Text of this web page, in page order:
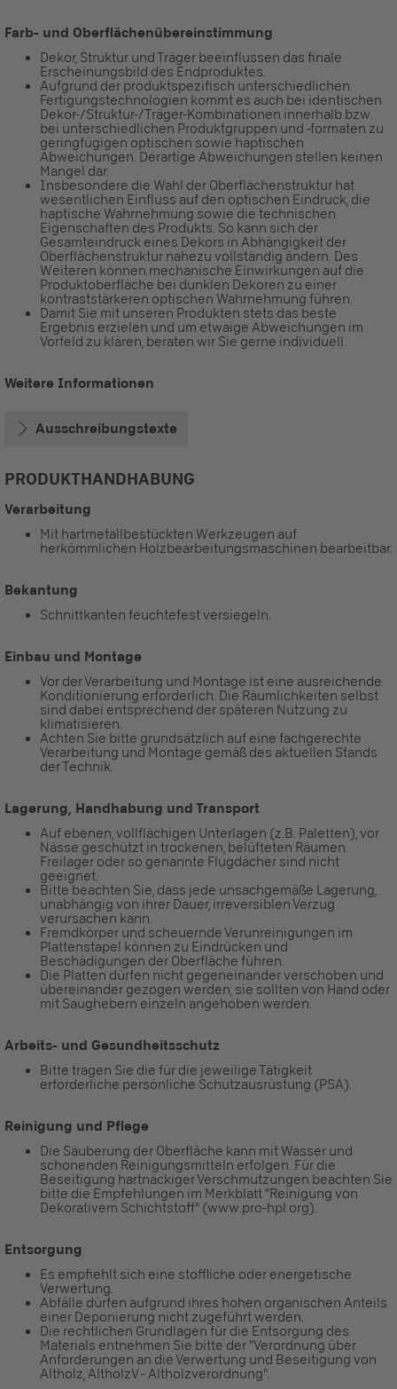
Farb- und Oberflächenübereinstimmung
Dekor, Struktur und Träger beeinflussen das finale
Erscheinungsbild des Endproduktes.
Aufgrund der produktspezifisch unterschiedlichen
Fertigungstechnologien kommt es auch bei identischen
Dekor-/Struktur-/Träger-Kombinationen innerhalb bzw.
bei unterschiedlichen Produktgruppen und -formaten zu
geringfügigen optischen sowie haptischen
Abweichungen. Derartige Abweichungen stellen keinen
Mangel dar.
Insbesondere die Wahl der Oberflächenstruktur hat
wesentlichen Einfluss auf den optischen Eindruck, die
haptische Wahrnehmung sowie die technischen
Eigenschaften des Produkts. So kann sich der
Gesamteindruck eines Dekors in Abhängigkeit der
Oberflächenstruktur nahezu vollständig ändern. Des
Weiteren können mechanische Einwirkungen auf die
Produktoberfläche bei dunklen Dekoren zu einer
kontraststärkeren optischen Wahrnehmung führen.
Damit Sie mit unseren Produkten stets das beste
Ergebnis erzielen und um etwaige Abweichungen im
Vorfeld zu klären, beraten wir Sie gerne individuell.
Weitere Informationen
Ausschreibungstexte
PRODUKTHANDHABUNG
Verarbeitung
Mit hartmetallbestückten Werkzeugen auf
herkömmlichen Holzbearbeitungsmaschinen bearbeitbar.
Bekantung
Schnittkanten feuchtefest versiegeln.
Einbau und Montage
Vor der Verarbeitung und Montage ist eine ausreichende
Konditionierung erforderlich. Die Räumlichkeiten selbst
sind dabei entsprechend der späteren Nutzung zu
klimatisieren.
Achten Sie bitte grundsätzlich auf eine fachgerechte
Verarbeitung und Montage gemäß des aktuellen Stands
der Technik.
Lagerung, Handhabung und Transport
Auf ebenen, vollflächigen Unterlagen (z.B. Paletten), vor
Nässe geschützt in trockenen, belüfteten Räumen.
Freilager oder so genannte Flugdächer sind nicht
geeignet.
Bitte beachten Sie, dass jede unsachgemäße Lagerung,
unabhängig von ihrer Dauer, irreversiblen Verzug
verursachen kann.
Fremdkörper und scheuernde Verunreinigungen im
Plattenstapel können zu Eindrücken und
Beschädigungen der Oberfläche führen.
Die Platten dürfen nicht gegeneinander verschoben und
übereinander gezogen werden, sie sollten von Hand oder
mit Saughebern einzeln angehoben werden.
Arbeits- und Gesundheitsschutz
Bitte tragen Sie die für die jeweilige Tätigkeit
erforderliche persönliche Schutzausrüstung (PSA).
Reinigung und Pflege
Die Säuberung der Oberfläche kann mit Wasser und
schonenden Reinigungsmitteln erfolgen. Für die
Beseitigung hartnäckiger Verschmutzungen beachten Sie
bitte die Empfehlungen im Merkblatt "Reinigung von
Dekorativem Schichtstoff" (www.pro-hpl.org).
Entsorgung
Es empfiehlt sich eine stoffliche oder energetische
Verwertung.
Abfälle dürfen aufgrund ihres hohen organischen Anteils
einer Deponierung nicht zugeführt werden.
Die rechtlichen Grundlagen für die Entsorgung des
Materials entnehmen Sie bitte der "Verordnung über
Anforderungen an die Verwertung und Beseitigung von
Altholz, AltholzV - Altholzverordnung".